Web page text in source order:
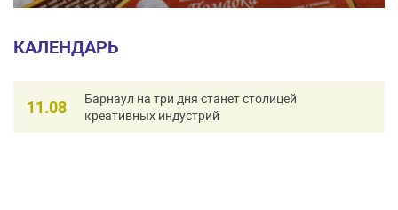
КАЛЕНДАРЬ
11.08
Барнаул на три дня станет столицей
креативных индустрий